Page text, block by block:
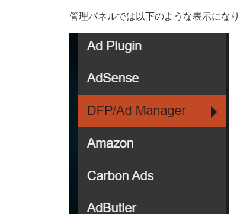
管理パネルでは以下のような表示になり